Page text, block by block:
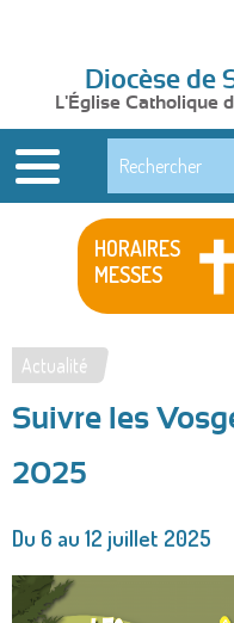
Diocèse de
L'Église Catholique
HORAIRES
MESSES
Vous
êtes
ici
Actualité
Suivre les
2025
Du 6 au 12 juillet 2025